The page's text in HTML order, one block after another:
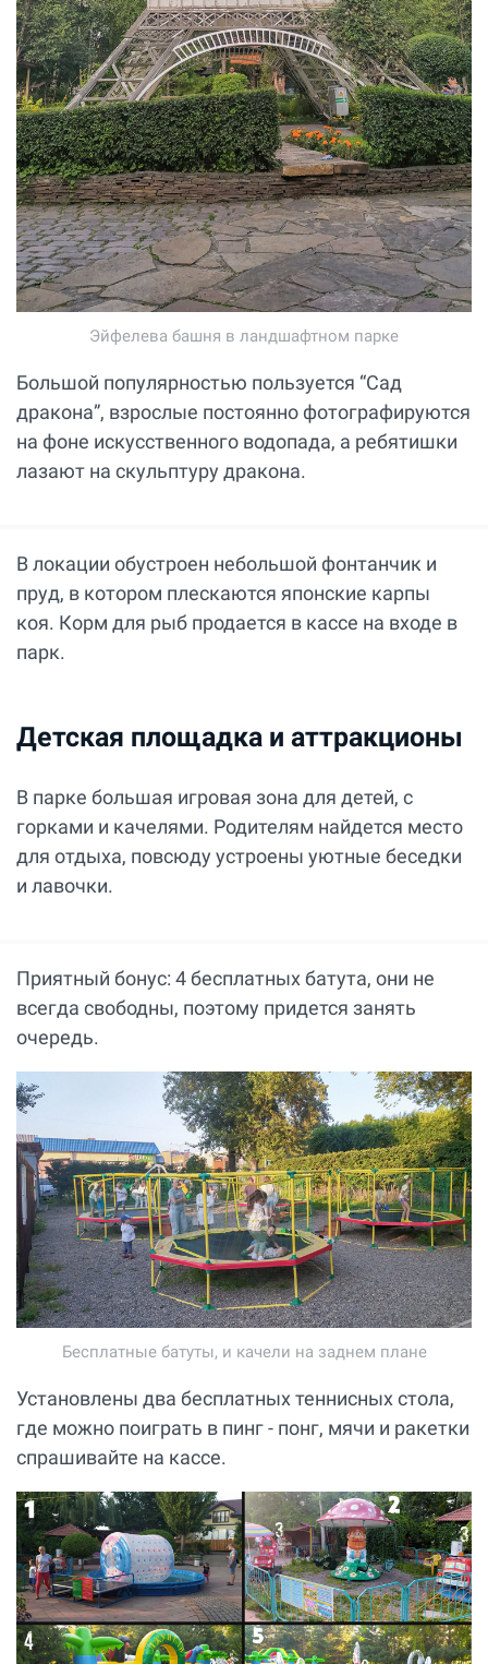
Эйфелева башня в ландшафтном парке
Большой популярностью пользуется “Сад
дракона”, взрослые постоянно фотографируются
на фоне искусственного водопада, а ребятишки
лазают на скульптуру дракона.
В локации обустроен небольшой фонтанчик и
пруд, в котором плескаются японские карпы
коя. Корм для рыб продается в кассе на входе в
парк.
Детская площадка и аттракционы
В парке большая игровая зона для детей, с
горками и качелями. Родителям найдется место
для отдыха, повсюду устроены уютные беседки
и лавочки.
Приятный бонус: 4 бесплатных батута, они не
всегда свободны, поэтому придется занять
очередь.
Бесплатные батуты, и качели на заднем плане
Установлены два бесплатных теннисных стола,
где можно поиграть в пинг - понг, мячи и ракетки
спрашивайте на кассе.